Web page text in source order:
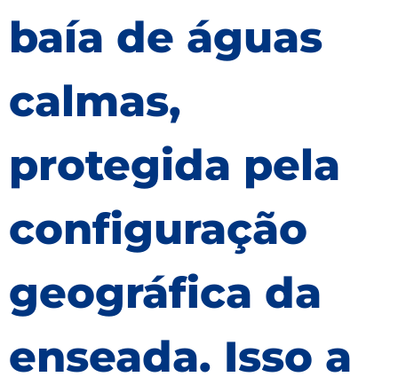
baía de águas
calmas,
protegida pela
configuração
geográfica da
enseada. Isso a